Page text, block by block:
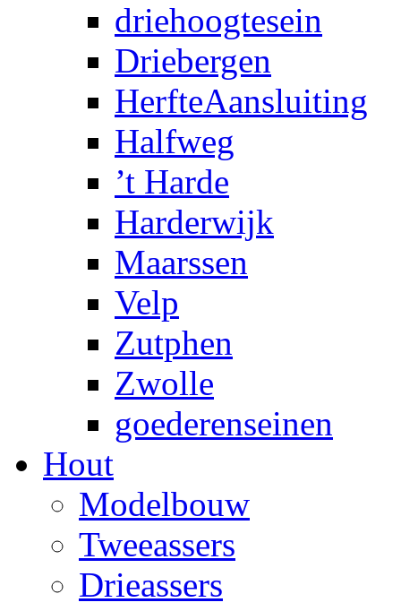
driehoogtesein
Driebergen
HerfteAansluiting
Halfweg
’t Harde
Harderwijk
Maarssen
Velp
Zutphen
Zwolle
goederenseinen
Hout
Modelbouw
Tweeassers
Drieassers